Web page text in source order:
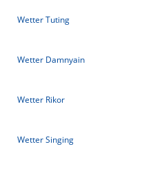
Wetter Tuting
Wetter Damnyain
Wetter Rikor
Wetter Singing